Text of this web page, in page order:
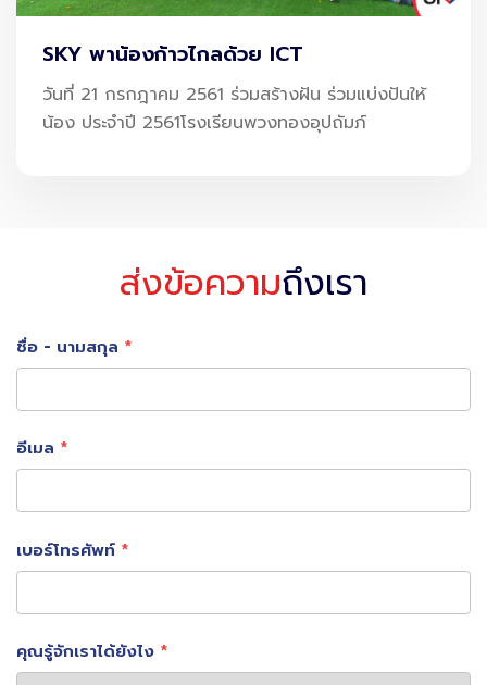
โอกาสของประเทศไทย จากปลายทาง สู่
“Transit Hub”
ประเทศไทยมีข้อได้เปรียบเชิงภูมิศาสตร์อย่างชัดเจน
🌏 ตั้งอยู่กึ่งกลางของเอเชียตะวันออกเฉียงใต้
ปัจจุบัน สำนักงานการบินพลเรือนแห่งประเทศไทย (CAAT) ตั้ง
เป้าชัดเจนว่า
ระยะสั้น: ลด MCT ให้ไม่เกิน 75 นาที
ระยะยาว: ลดให้ต่ำกว่า 45 นาที
SKY พาน้องก้าวไกลด้วย ICT
วันที่ 21 กรกฎาคม 2561 ร่วมสร้างฝัน ร่วมแบ่งปันให้
น้อง ประจำปี 2561โรงเรียนพวงทองอุปถัมภ์
ส่งข้อความถึงเรา
ชื่อ - นามสกุล
อีเมล
เบอร์โทรศัพท์
คุณรู้จักเราได้ยังไง